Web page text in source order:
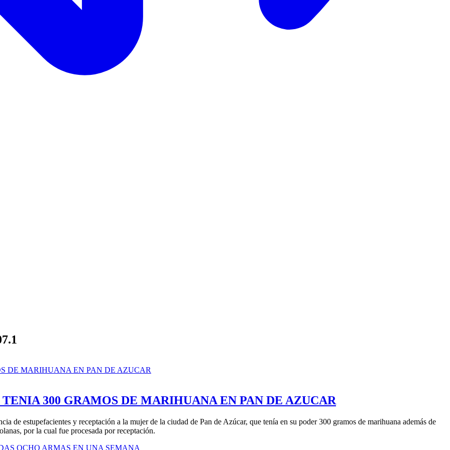
300 GRAMOS DE MARIHUANA EN PAN DE AZUCAR
de estupefacientes y receptación a la mujer de la ciudad de Pan de Azúcar, que tenía en su poder 300 gramos de marihuana además de
por la cual fue procesada por receptación.